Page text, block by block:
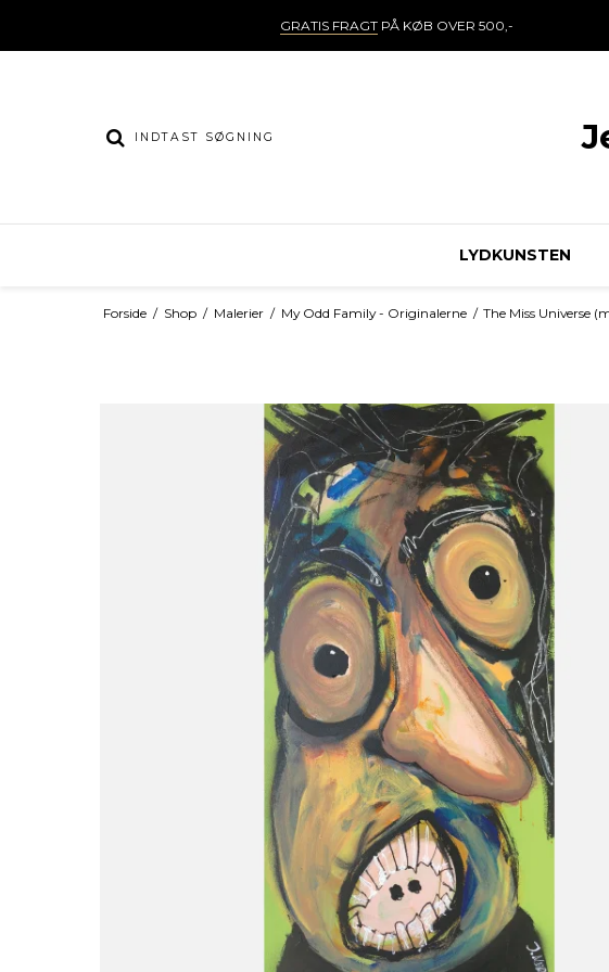
GRATIS FRAGTPÅ KØB OVER 500,-
LYDKUNSTEN
Forside / Shop / Malerier / My Odd Family - Originalerne / The Miss Universe